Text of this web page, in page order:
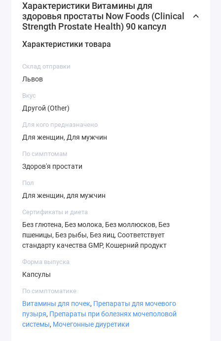
Рекомендации по Применению
Принимайте по 3 капсулы в день во время еды.
Другие Ингредиенты
Мягкая капсула (бычий желатин, глицерин, вода,
рожковое дерево), подсолнечное масло, лецитин
Содержит соевую.
Не производится с компонентами пшеницы, глютена,
молока, яиц, рыб или моллюсков. Производится в
установке GMP, которая обрабатывает другие
ингредиенты, содержащие эти аллергены.
Предупреждения
Внимание:продукт предназначен только для
приема медицинских препаратов или наличия
какого-либо заболевания следует
проконсультироваться с врачом перед
употреблением продукта. Хранить в недоступном для
детей месте.
Характеристики Витамины для
здоровья простаты Now Foods (Clinical
Strength Prostate Health) 90 капсул
Характеристики товара
Склад отправки
Львов
Вкус
Другой (Other)
Для кого предназначено
Для женщин, Для мужчин
По симптомам
Здоров'я простати
Пол
Для женщин, для мужчин
Сертификаты и диета
Без глютена, Без молока, Без моллюсков, Без
пшеницы, Без рыбы, Без яиц, Соответствует
стандарту качества GMP, Кошерний продукт
Форма выпуска
Капсулы
По симптоматике
Витамины для почек, Препараты для мочевого
пузыря, Препараты при болезнях мочеполовой
системы, Мочегонные диуретики